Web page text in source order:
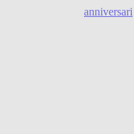
anniversari